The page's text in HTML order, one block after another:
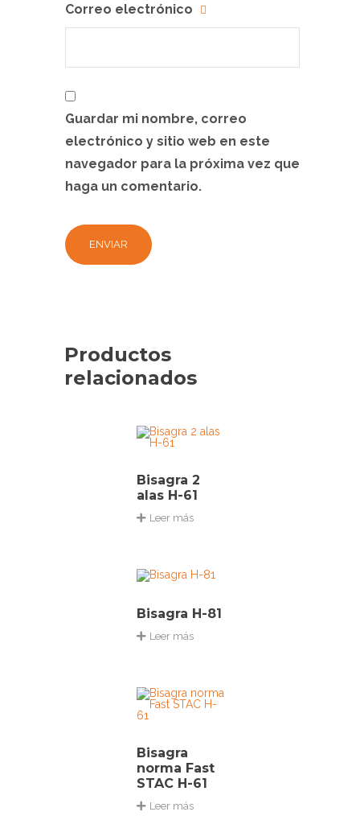
Correo electrónico
Guardar mi nombre, correo
electrónico y sitio web en este
navegador para la próxima vez que
haga un comentario.
Productos
relacionados
Bisagra 2
alas H-61
Leer más
Bisagra H-81
Leer más
Bisagra
norma Fast
STAC H-61
Leer más